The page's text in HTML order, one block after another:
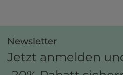
Newsletter
Jetzt anmelden